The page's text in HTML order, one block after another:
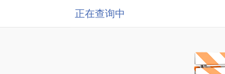
正在查询中